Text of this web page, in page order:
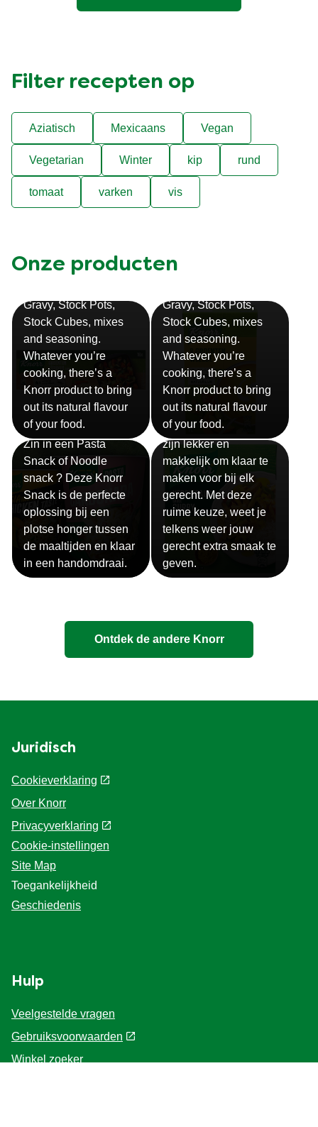
Filter recepten op
Aziatisch Mexicaans Vegan
Vegetarian Winter kip rund
tomaat varken vis
Onze producten
Gravy, Stock Pots,
Stock Cubes, mixes
and seasoning.
Whatever you’re
cooking, there’s a
Knorr product to bring
out its natural flavour
of your food.
Gravy, Stock Pots,
Stock Cubes, mixes
and seasoning.
Whatever you’re
cooking, there’s a
Knorr product to bring
out its natural flavour
of your food.
Snackpots
Zin in een Pasta
Snack of Noodle
snack ? Deze Knorr
Snack is de perfecte
oplossing bij een
plotse honger tussen
de maaltijden en klaar
in een handomdraai.
Sauzen
Onze Knorr sauzen
zijn lekker en
makkelijk om klaar te
maken voor bij elk
gerecht. Met deze
ruime keuze, weet je
telkens weer jouw
gerecht extra smaak te
geven.
Ontdek de andere Knorr
Juridisch
Cookieverklaring
Over Knorr
Privacyverklaring
Cookie-instellingen
Site Map
Toegankelijkheid
Geschiedenis
Hulp
Veelgestelde vragen
Gebruiksvoorwaarden
Winkel zoeker